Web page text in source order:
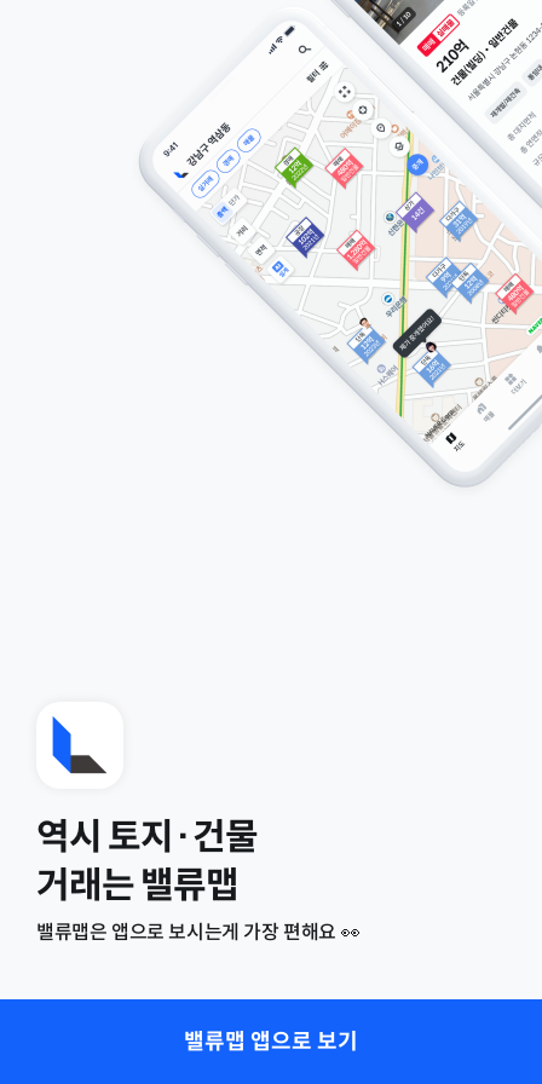
역시 토지·건물
거래는 밸류맵
밸류맵은 앱으로 보시는게 가장 편해요 👀
밸류맵 앱으로 보기